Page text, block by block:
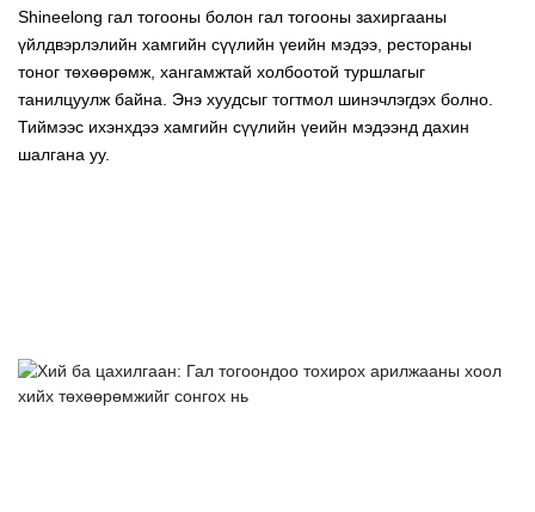
Shineelong гал тогооны болон гал тогооны захиргааны
үйлдвэрлэлийн хамгийн сүүлийн үеийн мэдээ, рестораны
тоног төхөөрөмж, хангамжтай холбоотой туршлагыг
танилцуулж байна. Энэ хуудсыг тогтмол шинэчлэгдэх болно.
Тиймээс ихэнхдээ хамгийн сүүлийн үеийн мэдээнд дахин
шалгана уу.